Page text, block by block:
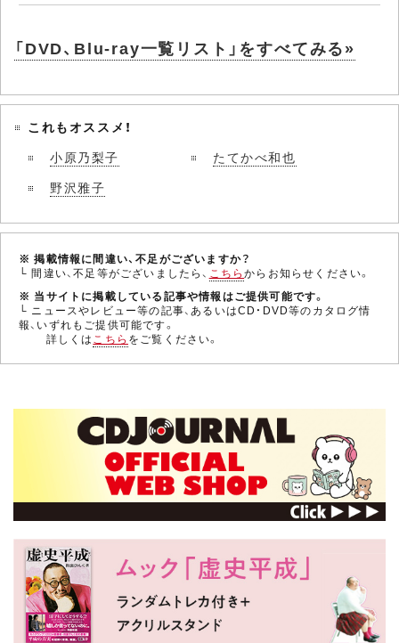
「DVD、Blu-ray一覧リスト」をすべてみる»
これもオススメ！
小原乃梨子
たてかべ和也
野沢雅子
※ 掲載情報に間違い、不足がございますか？
└ 間違い、不足等がございましたら、 こちらからお知らせください。
※ 当サイトに掲載している記事や情報はご提供可能です。
└ ニュースやレビュー等の記事、あるいはCD・DVD等のカタログ情
報、いずれもご提供可能です。
詳しくはこちら をご覧ください。